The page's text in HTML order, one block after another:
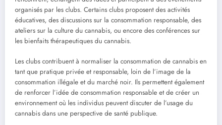
organisés par les clubs. Certains clubs proposent des activités
éducatives, des discussions sur la consommation responsable, des
ateliers sur la culture du cannabis, ou encore des conférences sur
les bienfaits thérapeutiques du cannabis.
Les clubs contribuent à normaliser la consommation de cannabis en
tant que pratique privée et responsable, loin de l’image de la
consommation illégale et du marché noir. Ils permettent également
de renforcer l’idée de consommation responsable et de créer un
environnement où les individus peuvent discuter de l’usage du
cannabis dans une perspective de santé publique.